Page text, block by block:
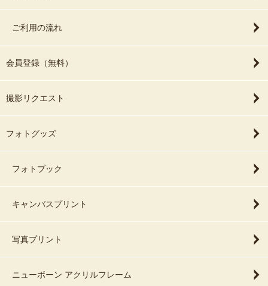
ご利用の流れ
会員登録（無料）
撮影リクエスト
フォトグッズ
フォトブック
キャンバスプリント
写真プリント
ニューボーン アクリルフレーム